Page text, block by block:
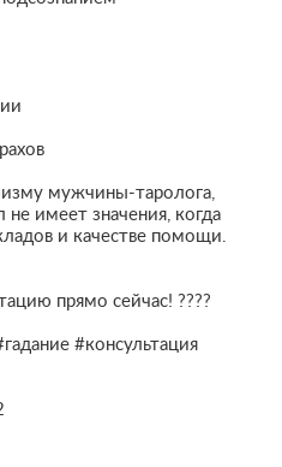
мужчины-таролога,
имеет значения, когда
и качестве помощи.
прямо сейчас! ????
#консультация